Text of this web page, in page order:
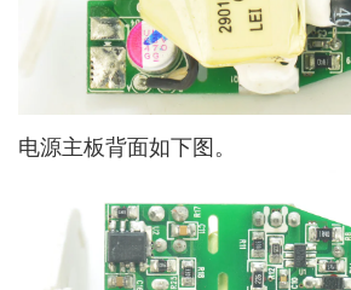
电源主板背面如下图。